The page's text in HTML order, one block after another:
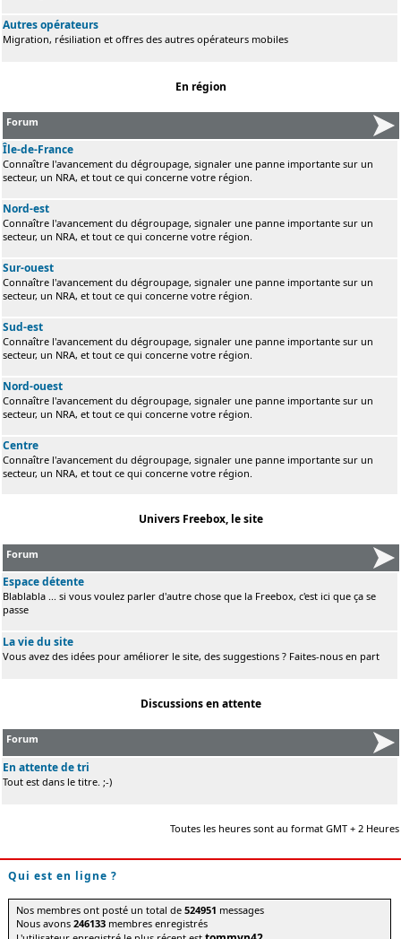
Autres opérateurs
Migration, résiliation et offres des autres opérateurs mobiles
En région
Forum
Île-de-France
Connaître l'avancement du dégroupage, signaler une panne importante sur un
secteur, un NRA, et tout ce qui concerne votre région.
Nord-est
Connaître l'avancement du dégroupage, signaler une panne importante sur un
secteur, un NRA, et tout ce qui concerne votre région.
Sur-ouest
Connaître l'avancement du dégroupage, signaler une panne importante sur un
secteur, un NRA, et tout ce qui concerne votre région.
Sud-est
Connaître l'avancement du dégroupage, signaler une panne importante sur un
secteur, un NRA, et tout ce qui concerne votre région.
Nord-ouest
Connaître l'avancement du dégroupage, signaler une panne importante sur un
secteur, un NRA, et tout ce qui concerne votre région.
Centre
Connaître l'avancement du dégroupage, signaler une panne importante sur un
secteur, un NRA, et tout ce qui concerne votre région.
Univers Freebox, le site
Forum
Espace détente
Blablabla ... si vous voulez parler d'autre chose que la Freebox, c'est ici que ça se
passe
La vie du site
Vous avez des idées pour améliorer le site, des suggestions ? Faites-nous en part
Discussions en attente
Forum
En attente de tri
Tout est dans le titre. ;-)
Toutes les heures sont au format GMT + 2 Heures
Qui est en ligne ?
Nos membres ont posté un total de524951 messages
Nous avons246133 membres enregistrés